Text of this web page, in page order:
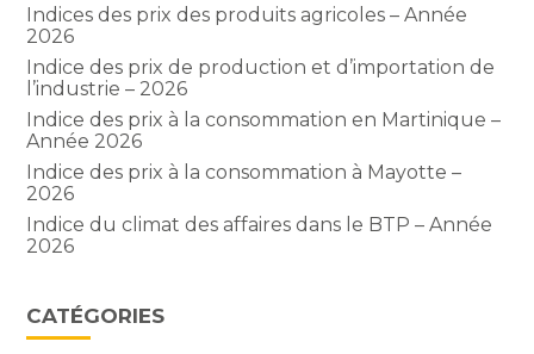
Indices des prix des produits agricoles – Année
2026
Indice des prix de production et d’importation de
l’industrie – 2026
Indice des prix à la consommation en Martinique –
Année 2026
Indice des prix à la consommation à Mayotte –
2026
Indice du climat des affaires dans le BTP – Année
2026
CATÉGORIES